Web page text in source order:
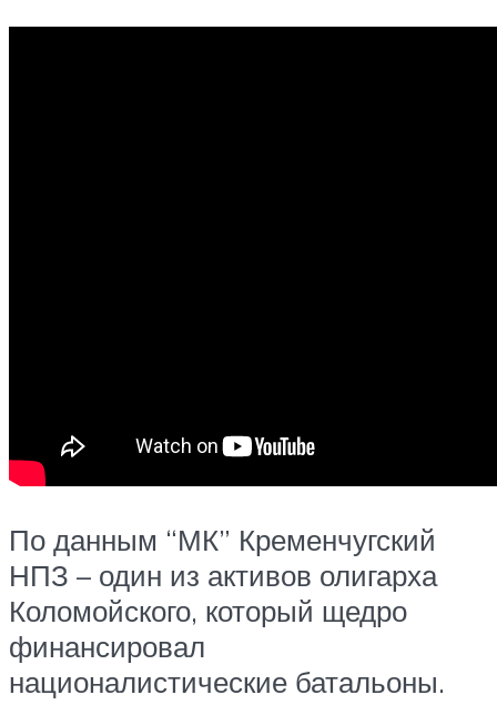
По данным “МК” Кременчугский
НПЗ – один из активов олигарха
Коломойского, который щедро
финансировал
националистические батальоны.